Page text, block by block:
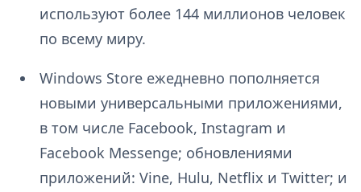
используют более 144 миллионов человек
по всему миру.
Windows Store ежедневно пополняется
новыми универсальными приложениями,
в том числе Facebook, Instagram и
Facebook Messenge; обновлениями
приложений: Vine, Hulu, Netflix и Twitter; и